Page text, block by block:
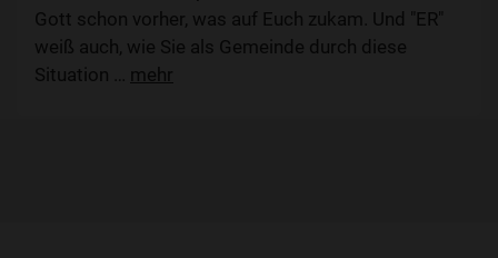
Gott schon vorher, was auf Euch zukam. Und "ER"
weiß auch, wie Sie als Gemeinde durch diese
Situation
mehr